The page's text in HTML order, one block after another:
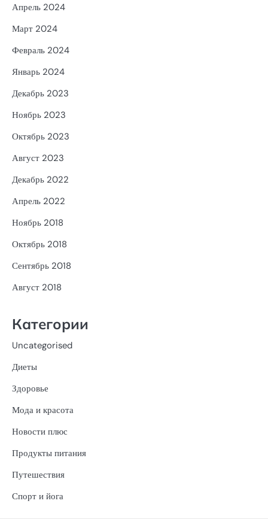
Апрель 2024
Март 2024
Февраль 2024
Январь 2024
Декабрь 2023
Ноябрь 2023
Октябрь 2023
Август 2023
Декабрь 2022
Апрель 2022
Ноябрь 2018
Октябрь 2018
Сентябрь 2018
Август 2018
Категории
Uncategorised
Диеты
Здоровье
Мода и красота
Новости плюс
Продукты питания
Путешествия
Спорт и йога